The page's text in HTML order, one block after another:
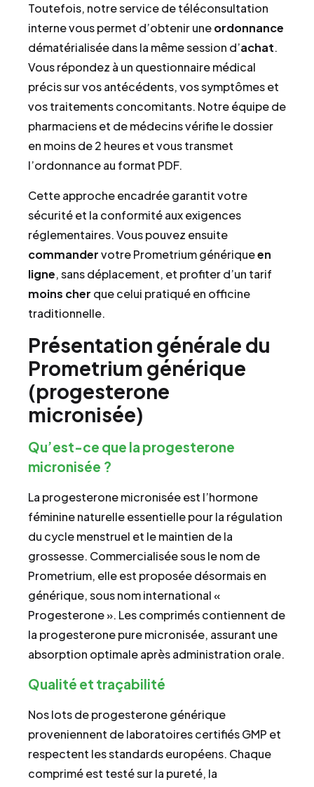
Toutefois, notre service de téléconsultation
interne vous permet d’obtenir uneordonnance
dématérialisée dans la même session d’achat.
Vous répondez à un questionnaire médical
précis sur vos antécédents, vos symptômes et
vos traitements concomitants. Notre équipe de
pharmaciens et de médecins vérifie le dossier
en moins de 2 heures et vous transmet
l’ordonnance au format PDF.
Cette approche encadrée garantit votre
sécurité et la conformité aux exigences
réglementaires. Vous pouvez ensuite
commandervotre Prometrium génériqueen
ligne, sans déplacement, et profiter d’un tarif
moins cher que celui pratiqué en officine
traditionnelle.
Présentation générale du
Prometrium générique
(progesterone
micronisée)
Qu’est-ce que la progesterone
micronisée ?
La progesterone micronisée est l’hormone
féminine naturelle essentielle pour la régulation
du cycle menstruel et le maintien de la
grossesse. Commercialisée sous le nom de
Prometrium, elle est proposée désormais en
générique, sous nom international «
Progesterone ». Les comprimés contiennent de
la progesterone pure micronisée, assurant une
absorption optimale après administration orale.
Qualité et traçabilité
Nos lots de progesterone générique
proveniennent de laboratoires certifiés GMP et
respectent les standards européens. Chaque
comprimé est testé sur la pureté, la